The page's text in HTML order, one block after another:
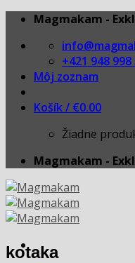
Skip
content
Magmakam -
+421 948 998
Môj zoznam
Košík / €0.00
Žiadne
Magmakam -
kotaka